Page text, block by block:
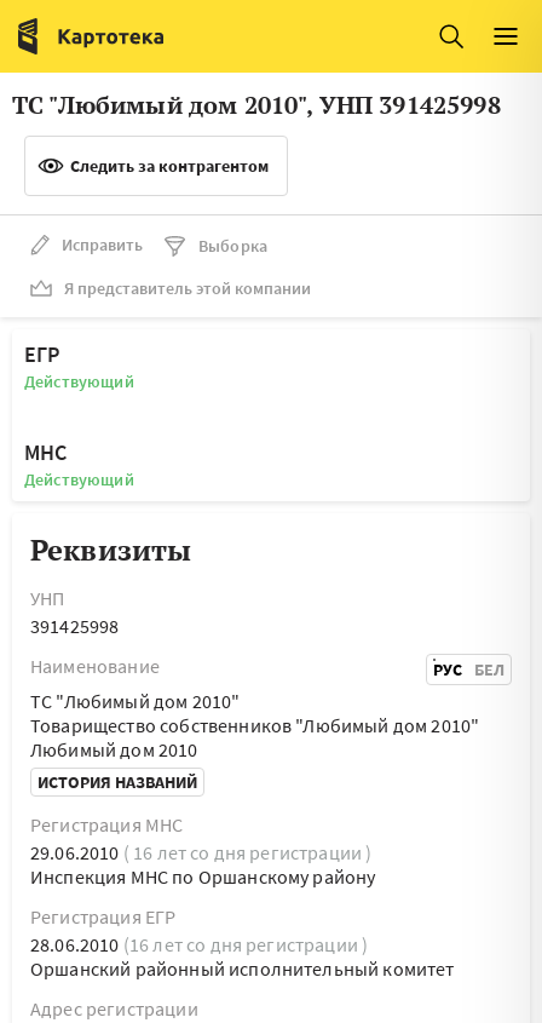
Италия
Люксембург
Литва
Нидерланды
ТС "Любимый дом 2010", УНП 391425998
Следить за контрагентом
Исправить
Выборка
Я представитель этой компании
ЕГР
Действующий
МНС
Действующий
Реквизиты
УНП
391425998
Наименование
РУС БЕЛ
ТС "Любимый дом 2010"
Товарищество собственников "Любимый дом 2010"
Любимый дом 2010
ИСТОРИЯ НАЗВАНИЙ
Регистрация МНС
29.06.2010 ( 16 лет со дня регистрации )
Инспекция МНС по Оршанскому району
Регистрация ЕГР
28.06.2010 (16 лет со дня регистрации )
Оршанский районный исполнительный комитет
Адрес регистрации